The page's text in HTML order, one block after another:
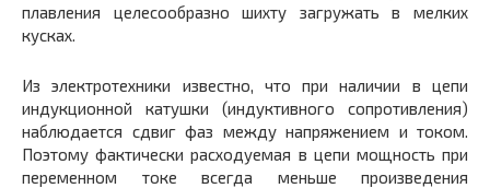
плавления целесообразно шихту загружать в мелких
кусках.
Из электротехники известно, что при наличии в цепи
индукционной катушки (индуктивного сопротивления)
наблюдается сдвиг фаз между напряжением и током.
Поэтому фактически расходуемая в цепи мощность при
переменном токе всегда меньше произведения